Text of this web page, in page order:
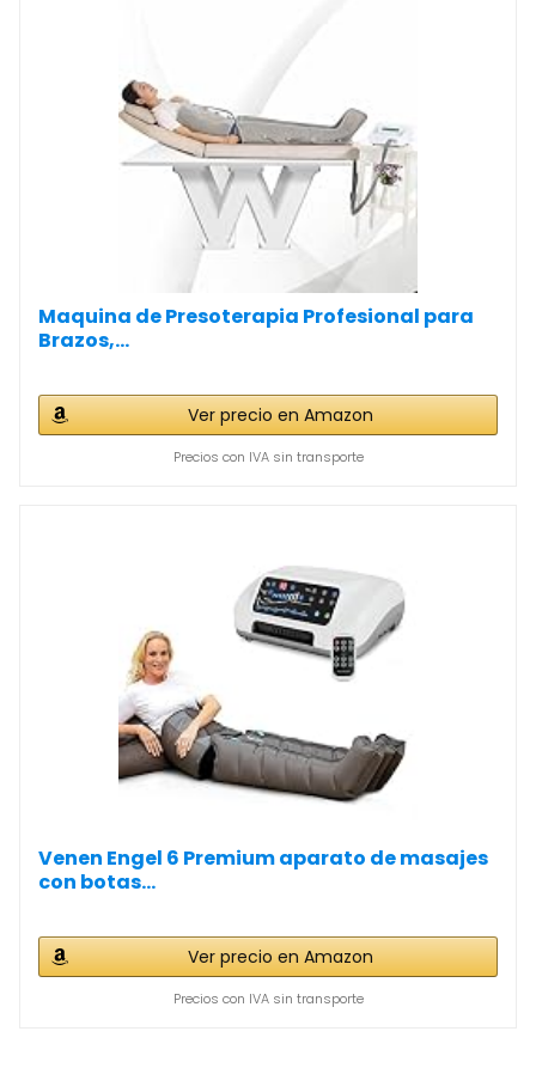
Maquina de Presoterapia Profesional para
Brazos,...
Ver precio en Amazon
Precios con IVA sin transporte
Venen Engel 6 Premium aparato de masajes
con botas...
Ver precio en Amazon
Precios con IVA sin transporte